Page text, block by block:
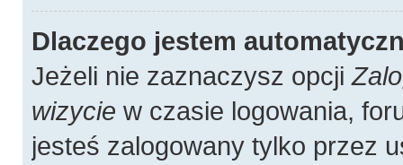
Dlaczego jestem
Jeżeli nie zaznaczysz opcji
wizycie w czasie logowania,
jesteś zalogowany tylko przez